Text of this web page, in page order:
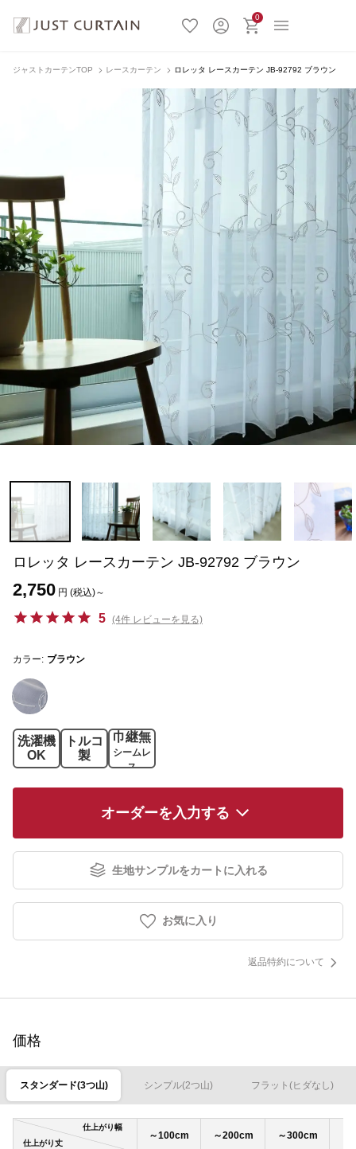
0
ジャストカーテンTOP レースカーテン ロレッタ レースカーテン JB-92792 ブラウン
ロレッタ レースカーテン JB-92792 ブラウン
2,750 円 (税込)～
5 (4件 レビューを見る)
カラー: ブラウン
洗濯機
OK
トルコ
製
巾継無
シームレ
ス
オーダーを入力する
生地サンプルをカートに入れる
お気に入り
返品特約について
価格
スタンダード(3つ山) シンプル(2つ山) フラット(ヒダなし)
仕上がり幅
仕上がり丈
～100cm ～200cm ～300cm